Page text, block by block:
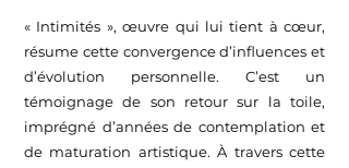
« Intimités », œuvre qui lui tient à cœur,
résume cette convergence d’influences et
d’évolution personnelle. C’est un
témoignage de son retour sur la toile,
imprégné d’années de contemplation et
de maturation artistique. À travers cette